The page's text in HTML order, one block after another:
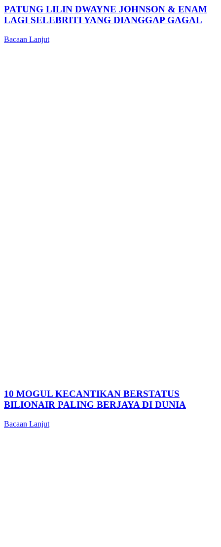
PATUNG LILIN DWAYNE JOHNSON & ENAM
LAGI SELEBRITI YANG DIANGGAP GAGAL
Bacaan Lanjut
10 MOGUL KECANTIKAN BERSTATUS
BILIONAIR PALING BERJAYA DI DUNIA
Bacaan Lanjut